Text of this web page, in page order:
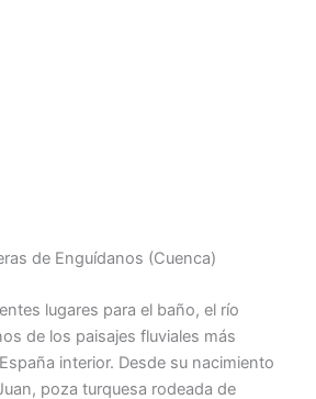
de Enguídanos (Cuenca)
lugares para el baño, el río
de los paisajes fluviales más
interior. Desde su nacimiento
poza turquesa rodeada de